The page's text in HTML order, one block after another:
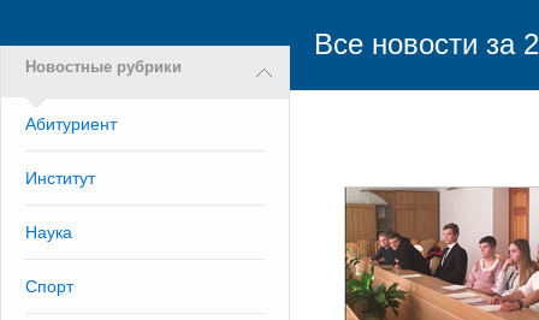
Новостные рубрики
Абитуриент
Институт
Наука
Спорт
Все новости за